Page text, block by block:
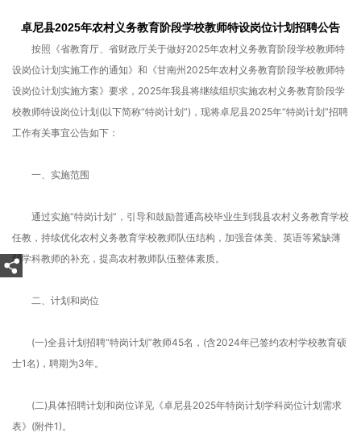
卓尼县2025年农村义务教育阶段学校教师特设岗位计划招聘公告
按照《省教育厅、省财政厅关于做好2025年农村义务教育阶段学校教师特
设岗位计划实施工作的通知》和《甘南州2025年农村义务教育阶段学校教师特
设岗位计划实施方案》要求，2025年我县将继续组织实施农村义务教育阶段学
校教师特设岗位计划(以下简称“特岗计划”)，现将卓尼县2025年“特岗计划”招聘
工作有关事宜公告如下：
一、实施范围
通过实施“特岗计划”，引导和鼓励普通高校毕业生到我县农村义务教育学校
任教，持续优化农村义务教育学校教师队伍结构，加强音体美、英语等紧缺薄
弱学科教师的补充，提高农村教师队伍整体素质。
二、计划和岗位
(一)全县计划招聘“特岗计划”教师45名，(含2024年已签约农村学校教育硕
士1名)，聘期为3年。
(二)具体招聘计划和岗位详见《卓尼县2025年特岗计划学科岗位计划需求
表》(附件1)。